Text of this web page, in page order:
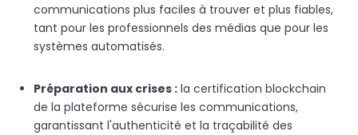
communications plus faciles à trouver et plus fiables,
tant pour les professionnels des médias que pour les
systèmes automatisés.
Préparation aux crises : la certification blockchain
de la plateforme sécurise les communications,
garantissant l'authenticité et la traçabilité des